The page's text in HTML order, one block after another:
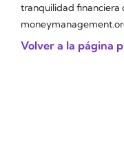
tranquilidad financiera
Volver a la página